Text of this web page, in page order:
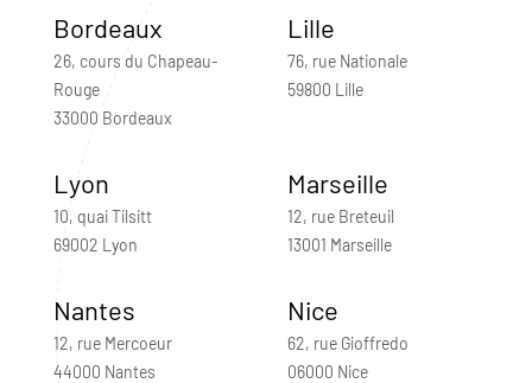
Bordeaux
26, cours du Chapeau-
Rouge
33000 Bordeaux
Lille
76, rue Nationale
59800 Lille
Lyon
10, quai Tilsitt
69002 Lyon
Marseille
12, rue Breteuil
13001 Marseille
Nantes
12, rue Mercoeur
44000 Nantes
Nice
62, rue Gioffredo
06000 Nice